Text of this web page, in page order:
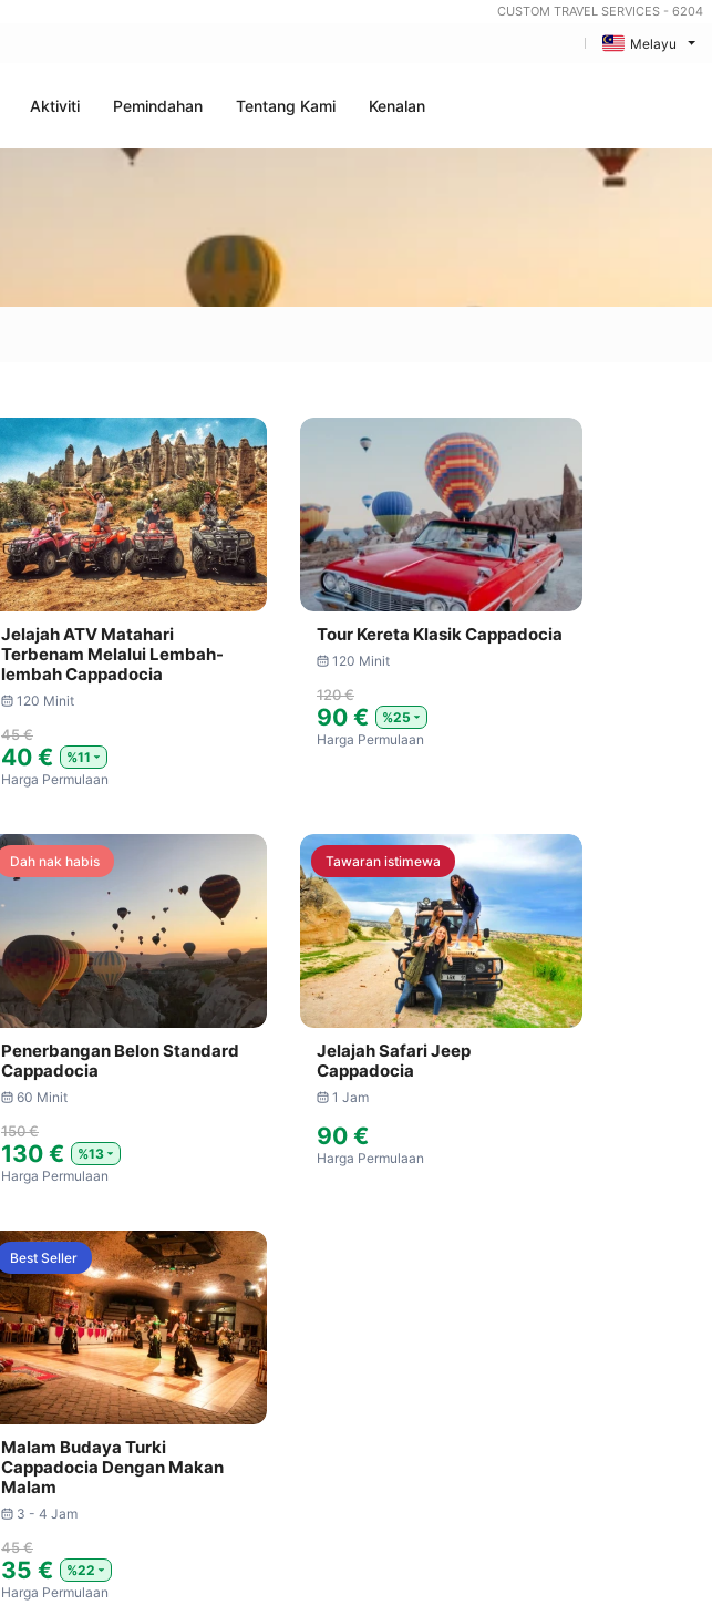
CUSTOM TRAVEL SERVICES - 6204
Melayu
Aktiviti Pemindahan Tentang Kami Kenalan
Jelajah ATV Matahari
Terbenam Melalui Lembah-
lembah Cappadocia
120 Minit
45 €
40 €
%11
Harga Permulaan
Tour Kereta Klasik Cappadocia
120 Minit
120 €
90 €
%25
Harga Permulaan
Dah nak habis
Penerbangan Belon Standard
Cappadocia
60 Minit
150 €
130 €
%13
Harga Permulaan
Tawaran istimewa
Jelajah Safari Jeep
Cappadocia
1 Jam
90 €
Harga Permulaan
Best Seller
Malam Budaya Turki
Cappadocia Dengan Makan
Malam
3 - 4 Jam
45 €
35 €
%22
Harga Permulaan